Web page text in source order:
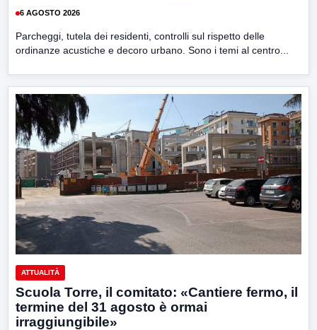
6 AGOSTO 2026
Parcheggi, tutela dei residenti, controlli sul rispetto delle
ordinanze acustiche e decoro urbano. Sono i temi al centro...
ATTUALITÀ
Scuola Torre, il comitato: «Cantiere fermo, il
termine del 31 agosto è ormai
irraggiungibile»